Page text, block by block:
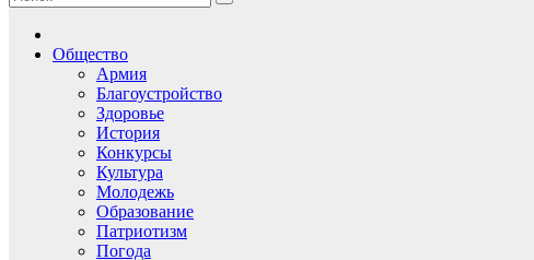
Общество
Армия
Благоустройство
Здоровье
История
Конкурсы
Культура
Молодежь
Образование
Патриотизм
Погода